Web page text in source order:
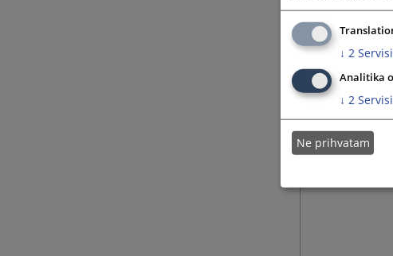
↓ 2
Analitika
↓ 2
Ne prihvatam